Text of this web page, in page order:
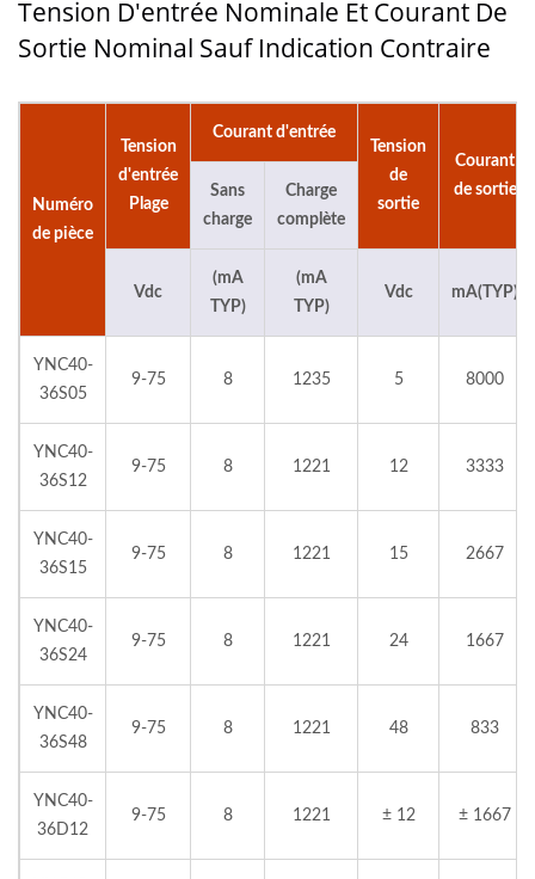
Tension D'entrée Nominale Et Courant De
Sortie Nominal Sauf Indication Contraire
Numéro
de pièce
Tension
d'entrée
Plage
Courant d'entrée
Tension
de
sortie
Courant
de sortie
Sans
charge
Charge
complète
Vdc
(mA
TYP)
(mA
TYP)
Vdc mA(TYP)
YNC40-
36S05
9-75 8 1235 5 8000
YNC40-
36S12
9-75 8 1221 12 3333
YNC40-
36S15
9-75 8 1221 15 2667
YNC40-
36S24
9-75 8 1221 24 1667
YNC40-
36S48
9-75 8 1221 48 833
YNC40-
36D12
9-75 8 1221 ± 12 ± 1667